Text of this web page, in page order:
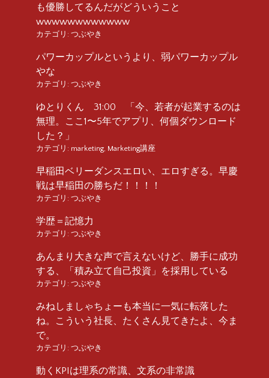
も優勝してるんだがどういうこと
wwwwwwwwwwww
カテゴリ: つぶやき
パワーカップルというより、弱パワーカップル
やな
カテゴリ: つぶやき
ゆとりくん 31:00 「今、若者が起業するのは
無理。ここ1〜5年でアプリ、何個ダウンロード
した？」
カテゴリ: marketing Marketing講座
早稲田ベリーダンスエロい、エロすぎる。早慶
戦は早稲田の勝ちだ！！！！
カテゴリ: つぶやき
学歴＝記憶力
カテゴリ: つぶやき
あんまり大きな声で言えないけど、勝手に成功
する、「積み立て自己投資」を採用している
カテゴリ: つぶやき
みねしましゃちょーも本当に一気に転落した
ね。こういう社長、たくさん見てきたよ、今ま
で。
カテゴリ: つぶやき
動くKPIは理系の常識、文系の非常識